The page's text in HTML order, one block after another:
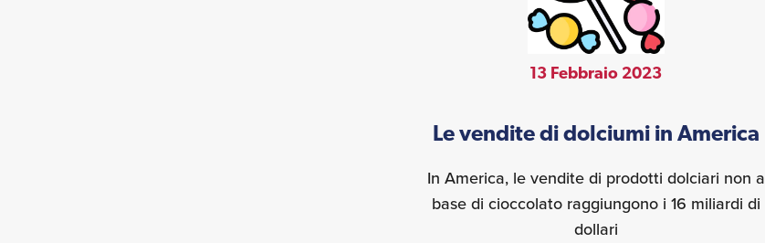
13 Febbraio 2023
Le vendite di dolciumi in America
In America, le vendite di prodotti dolciari non a
base di cioccolato raggiungono i 16 miliardi di
dollari